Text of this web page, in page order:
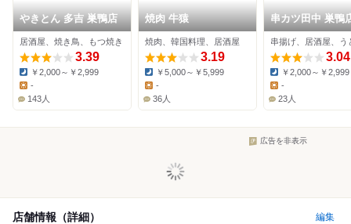
やきとん 多吉 巣鴨店
居酒屋、焼き鳥、もつ焼き
3.39
Dinner:
￥2,000～￥2,999
-
143人
焼肉 牛猿
焼肉、韓国料理、居酒屋
3.19
Dinner:
￥5,000～￥5,999
Lunch:
-
36人
串カツ田中 巣鴨
串揚げ、居酒屋、う
3.04
Dinner:
￥2,000～￥2,999
Lunch:
-
23人
広告を非表示
店舗情報（詳細） 編集